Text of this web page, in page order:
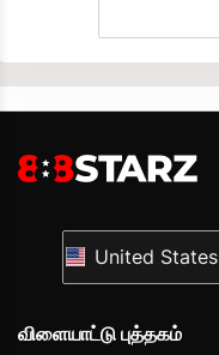
விளையாட்டு புத்தகம்
United States